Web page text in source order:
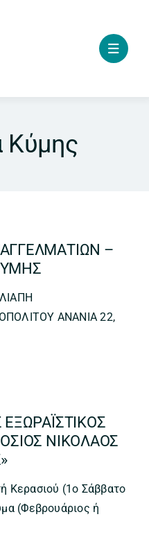
Κύμης
–
ΑΝΑΝΙΑ 22,
ΕΞΩΡΑΪΣΤΙΚΟΣ
ΝΙΚΟΛΑΟΣ
Κερασιού (1ο Σάββατο
(Φεβρουάριος ή